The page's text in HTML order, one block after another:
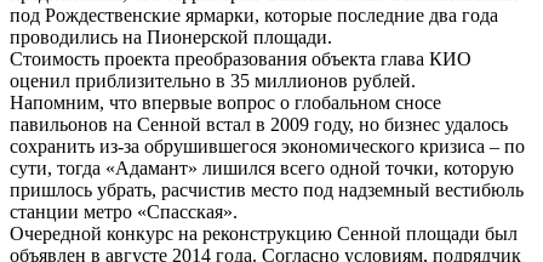
под Рождественские ярмарки, которые последние два года
проводились на Пионерской площади.
Стоимость проекта преобразования объекта глава КИО
оценил приблизительно в 35 миллионов рублей.
Напомним, что впервые вопрос о глобальном сносе
павильонов на Сенной встал в 2009 году, но бизнес удалось
сохранить из-за обрушившегося экономического кризиса – по
сути, тогда «Адамант» лишился всего одной точки, которую
пришлось убрать, расчистив место под надземный вестибюль
станции метро «Спасская».
Очередной конкурс на реконструкцию Сенной площади был
объявлен в августе 2014 года. Согласно условиям, подрядчик